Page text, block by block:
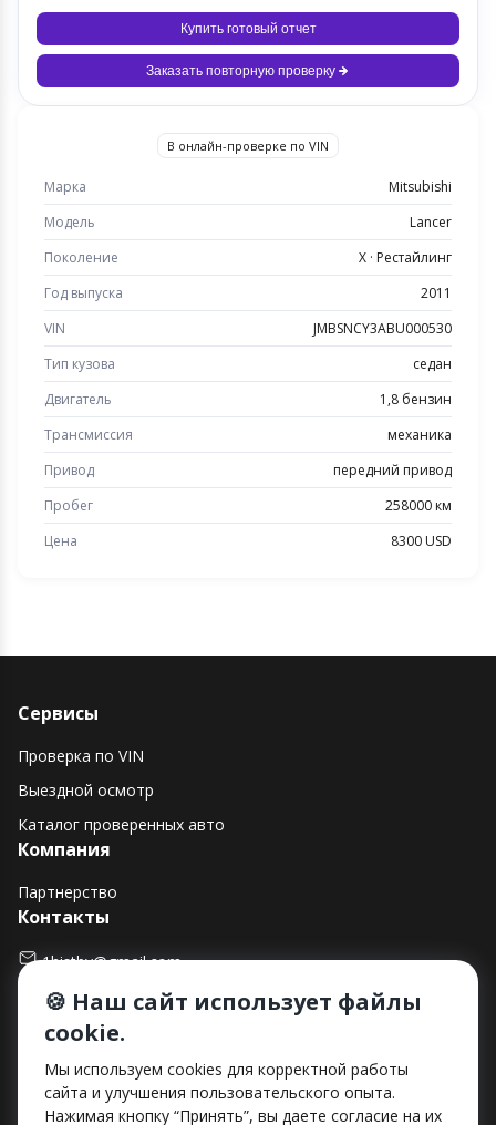
Купить готовый отчет
Заказать повторную проверку
В онлайн-проверке по VIN
Марка
Mitsubishi
Модель
Lancer
Поколение
X · Рестайлинг
Год выпуска
2011
VIN
JMBSNCY3ABU000530
Тип кузова
седан
Двигатель
1,8 бензин
Трансмиссия
механика
Привод
передний привод
Пробег
258000 км
Цена
8300 USD
Сервисы
Проверка по VIN
Выездной осмотр
Каталог проверенных авто
Компания
Партнерство
Контакты
1histby@gmail.com
+375 (29) 182-90-00
г. Минск, ул. Макаенка, д. 12Е, пом. 282
Способы оплаты
🍪 Наш сайт использует файлы
cookie.
Мы используем cookies для корректной работы
сайта и улучшения пользовательского опыта.
Нажимая кнопку “Принять”, вы даете согласие на их